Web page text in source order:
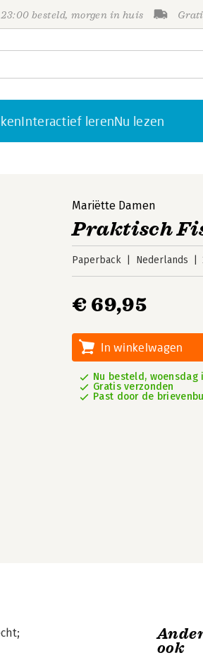
besteld, morgen in huis
Interactief lerenNu lezen
Mariëtte Damen
Praktisch
Paperback Nederlands
€ 69,95
In winkelwagen
Nu besteld, woensdag
Gratis verzonden
Past door de
ook